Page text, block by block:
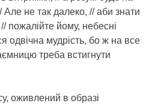
Але не так далеко, // аби знати
пожалійте йому, небесні
одвічна мудрість, бо ж на все
треба встигнути
оживлений в образі